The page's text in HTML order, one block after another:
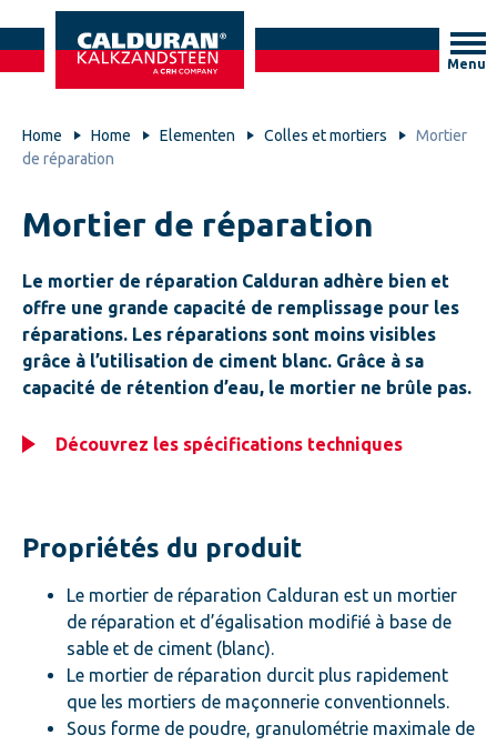
Menu
Home Home Elementen Colles et mortiers
Mortier
de réparation
Mortier de réparation
Le mortier de réparation Calduran adhère bien et
offre une grande capacité de remplissage pour les
réparations. Les réparations sont moins visibles
grâce à l’utilisation de ciment blanc. Grâce à sa
capacité de rétention d’eau, le mortier ne brûle pas.
Découvrez les spécifications techniques
Propriétés du produit
Le mortier de réparation Calduran est un mortier
de réparation et d’égalisation modifié à base de
sable et de ciment (blanc).
Le mortier de réparation durcit plus rapidement
que les mortiers de maçonnerie conventionnels.
Sous forme de poudre, granulométrie maximale de